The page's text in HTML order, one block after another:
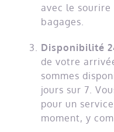
avec le
bagages.
Disponibilité
de votre
sommes
jours sur 7.
pour un
moment, y